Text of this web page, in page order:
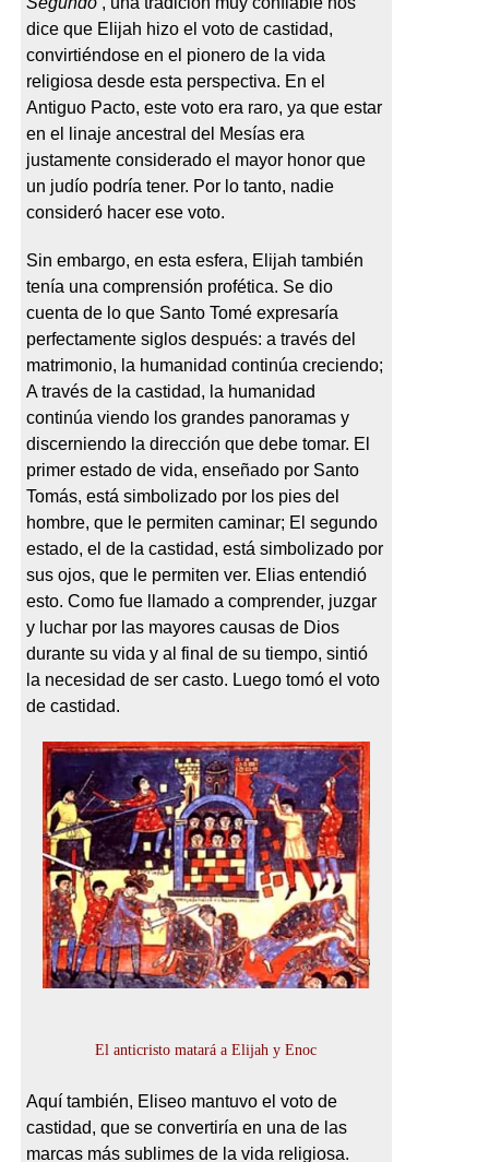
dice que Elijah hizo el voto de castidad,
convirtiéndose en el pionero de la vida
religiosa desde esta perspectiva. En el
Antiguo Pacto, este voto era raro, ya que estar
en el linaje ancestral del Mesías era
justamente considerado el mayor honor que
un judío podría tener. Por lo tanto, nadie
consideró hacer ese voto.
Sin embargo, en esta esfera, Elijah también
tenía una comprensión profética. Se dio
cuenta de lo que Santo Tomé expresaría
perfectamente siglos después: a través del
matrimonio, la humanidad continúa creciendo;
A través de la castidad, la humanidad
continúa viendo los grandes panoramas y
discerniendo la dirección que debe tomar. El
primer estado de vida, enseñado por Santo
Tomás, está simbolizado por los pies del
hombre, que le permiten caminar; El segundo
estado, el de la castidad, está simbolizado por
sus ojos, que le permiten ver. Elias entendió
esto. Como fue llamado a comprender, juzgar
y luchar por las mayores causas de Dios
durante su vida y al final de su tiempo, sintió
la necesidad de ser casto. Luego tomó el voto
de castidad.
El anticristo matará a Elijah y Enoc
Aquí también, Eliseo mantuvo el voto de
castidad, que se convertiría en una de las
marcas más sublimes de la vida religiosa.